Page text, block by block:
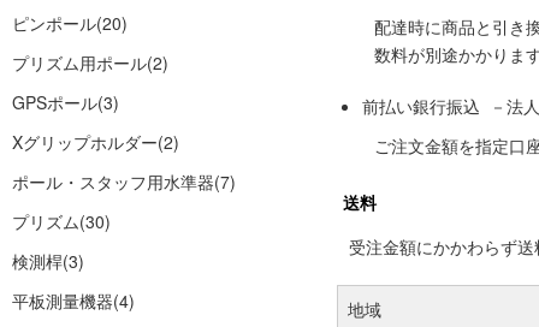
ピンポール(20)
プリズム用ポール(2)
GPSポール(3)
Xグリップホルダー(2)
ポール・スタッフ用水準器(7)
プリズム(30)
検測桿(3)
平板測量機器(4)
配達時に商品と引き
数料が別途かかりま
前払い銀行振込 －法
ご注文金額を指定口
送料
受注金額にかかわらず
地域